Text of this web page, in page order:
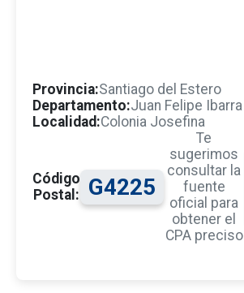
Provincia:Santiago del Estero
Departamento:Juan Felipe Ibarra
Localidad:Colonia Josefina
Código
Postal:
G4225
Te
sugerimos
consultar la
fuente
oficial para
obtener el
CPA preciso